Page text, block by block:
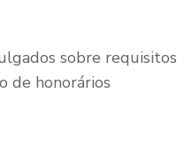
sobre requisitos
de honorários